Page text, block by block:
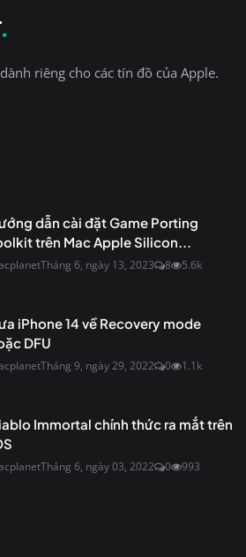
riêng cho các tín đồ của Apple.
dẫn cài đặt Game Porting
trên Mac Apple Silicon...
Tháng 6, ngày 13, 2023 8 5.6k
iPhone 14 về Recovery mode
DFU
Tháng 9, ngày 29, 2022 0 1.1k
Immortal chính thức ra mắt trên
Tháng 6, ngày 03, 2022 0 993